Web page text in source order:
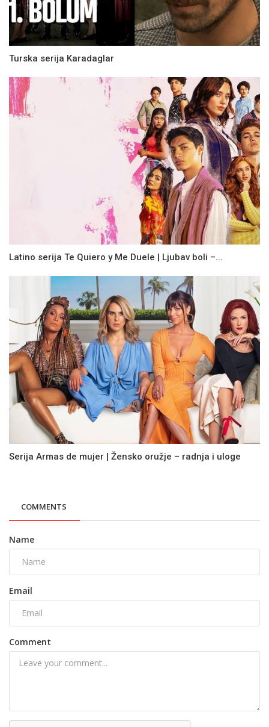
Turska serija Karadaglar
Latino serija Te Quiero y Me Duele | Ljubav boli –...
Serija Armas de mujer | Žensko oružje – radnja i uloge
COMMENTS
Name
Email
Comment